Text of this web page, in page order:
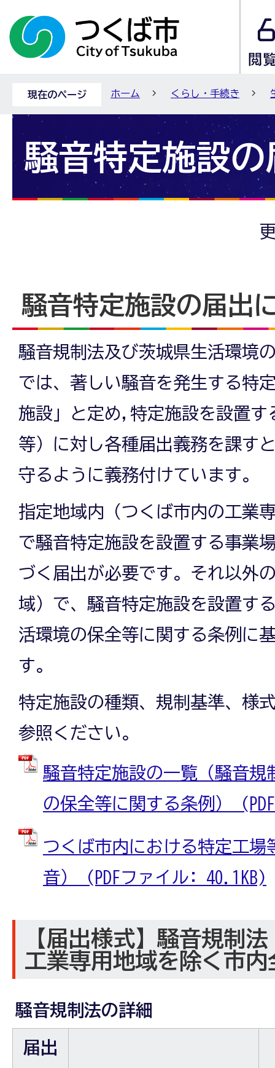
現在のページ ホーム くらし・手続き
騒音特定施設の
騒音特定施設の届出
騒音規制法及び茨城県生活環境
では、著しい騒音を発生する特
施設」と定め,特定施設を設置す
等）に対し各種届出義務を課す
守るように義務付けています。
指定地域内（つくば市内の工業
で騒音特定施設を設置する事業
づく届出が必要です。それ以外
域）で、騒音特定施設を設置す
活環境の保全等に関する条例に
す。
特定施設の種類、規制基準、様
参照ください。
騒音特定施設の一覧（騒音規
の保全等に関する条例）
つくば市内における特定工場
音） (PDFファイル: 40.1KB)
【届出様式】騒音規制
工業専用地域を除く市
騒音規制法の詳細
届出